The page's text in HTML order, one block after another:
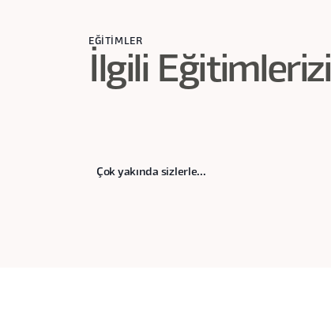
EĞITIMLER
İlgili Eğitimlerizi
Çok yakında sizlerle...